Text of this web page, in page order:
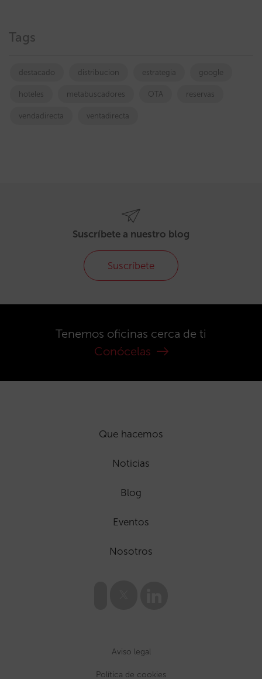
Tags
destacado distribucion estrategia google
hoteles metabuscadores OTA reservas
vendadirecta ventadirecta
Suscríbete a nuestro blog
Suscríbete
Tenemos oficinas cerca de ti
Conócelas
Que hacemos
Noticias
Blog
Eventos
Nosotros
Aviso legal
Política de cookies